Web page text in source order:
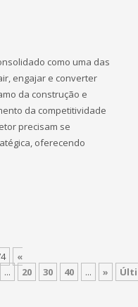
como uma das
engajar e converter
da construção e
da competitividade
precisam se
oferecendo
«
... 20 30 40 ... »